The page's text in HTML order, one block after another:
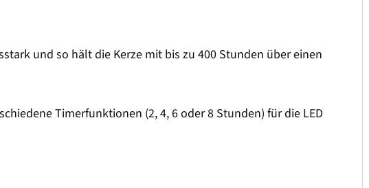
und so hält die Kerze mit bis zu 400 Stunden über einen
Timerfunktionen (2, 4, 6 oder 8 Stunden) für die LED